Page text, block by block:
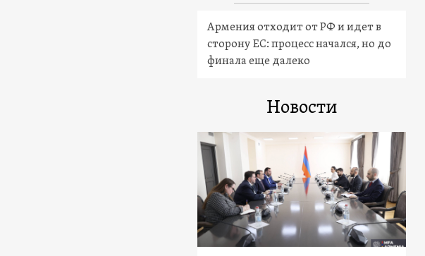
Армения отходит от РФ и идет в
сторону ЕС: процесс начался, но до
финала еще далеко
Новости